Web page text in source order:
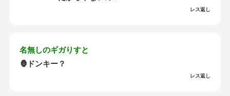
レス返し
名無しのギガりすと
🦍ドンキー？
レス返し